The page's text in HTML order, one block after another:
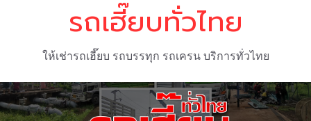
รถเฮี๊ยบทั่วไทย
ให้เช่ารถเฮี๊ยบ รถบรรทุก รถเครน บริการทั่วไทย